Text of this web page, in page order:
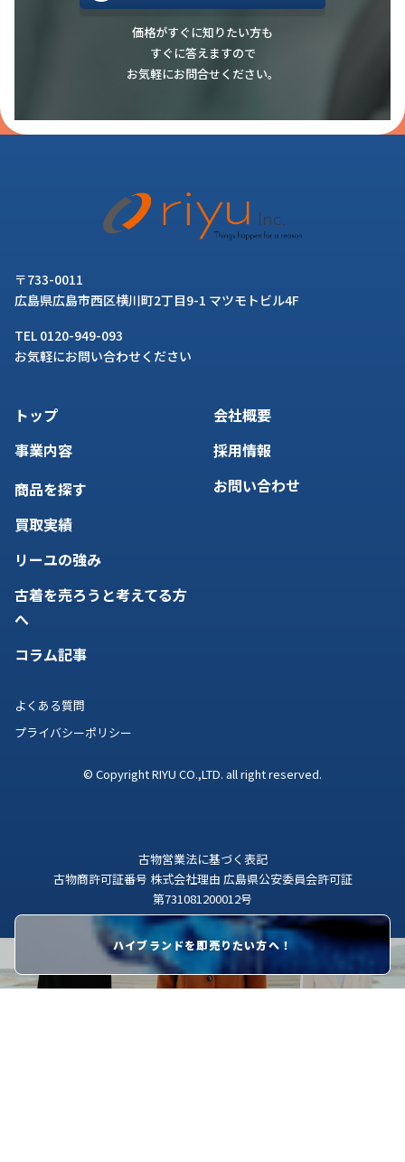
価格がすぐに知りたい方も
すぐに答えますので
お気軽にお問合せください。
ハイブランドを即売りたい方へ！
〒733-0011
広島県広島市西区横川町2丁目9-1 マツモトビル4F
TEL 0120-949-093
お気軽にお問い合わせください
トップ
事業内容
商品を探す
買取実績
リーユの強み
古着を売ろうと考えてる方
へ
コラム記事
会社概要
採用情報
お問い合わせ
よくある質問
プライバシーポリシー
© Copyright RIYU CO.,LTD. all right reserved.
古物営業法に基づく表記
古物商許可証番号 株式会社理由 広島県公安委員会許可証
第731081200012号